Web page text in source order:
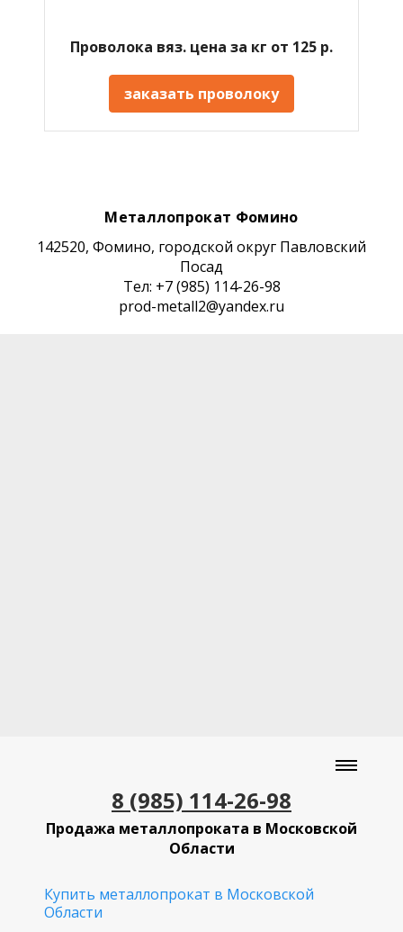
Проволока вяз. цена за кг от 125 р.
заказать проволоку
Металлопрокат Фомино
142520, Фомино, городской округ Павловский
Посад
Тел: +7 (985) 114-26-98
prod-metall2@yandex.ru
8 (985) 114-26-98
Продажа металлопроката в Московской
Области
Купить металлопрокат в Московской
Области